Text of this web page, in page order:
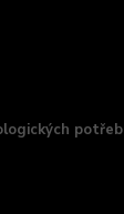
potřeb